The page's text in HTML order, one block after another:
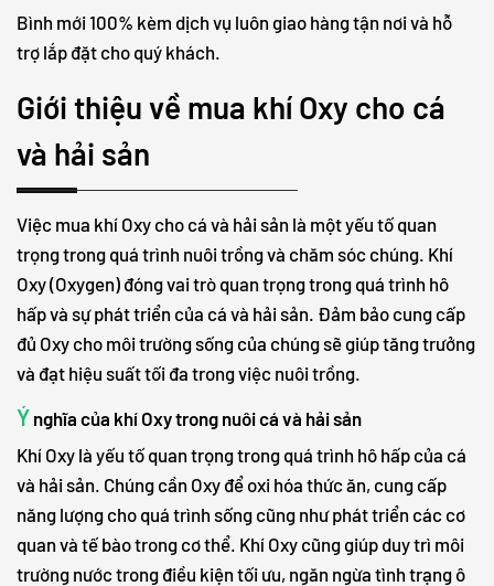
Bình mới 100% kèm dịch vụ luôn giao hàng tận nơi và hỗ
trợ lắp đặt cho quý khách.
Giới thiệu về mua khí Oxy cho cá
và hải sản
Việc mua khí Oxy cho cá và hải sản là một yếu tố quan
trọng trong quá trình nuôi trồng và chăm sóc chúng. Khí
Oxy (Oxygen) đóng vai trò quan trọng trong quá trình hô
hấp và sự phát triển của cá và hải sản. Đảm bảo cung cấp
đủ Oxy cho môi trường sống của chúng sẽ giúp tăng trưởng
và đạt hiệu suất tối đa trong việc nuôi trồng.
Ý nghĩa của khí Oxy trong nuôi cá và hải sản
Khí Oxy là yếu tố quan trọng trong quá trình hô hấp của cá
và hải sản. Chúng cần Oxy để oxi hóa thức ăn, cung cấp
năng lượng cho quá trình sống cũng như phát triển các cơ
quan và tế bào trong cơ thể. Khí Oxy cũng giúp duy trì môi
trường nước trong điều kiện tối ưu, ngăn ngừa tình trạng ô